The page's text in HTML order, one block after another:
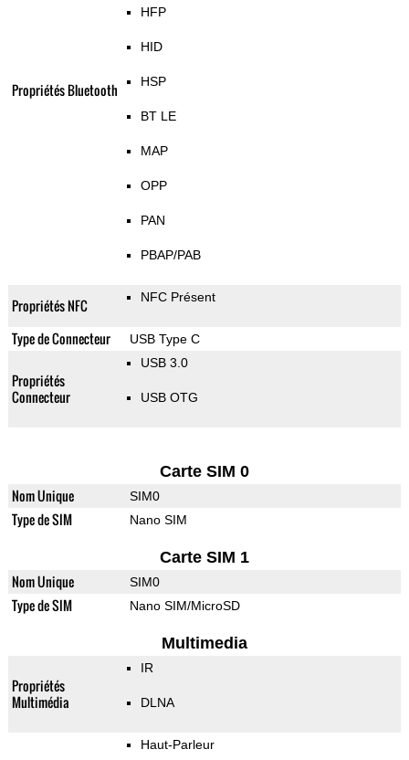
Propriétés Bluetooth
HFP
HID
HSP
BT LE
MAP
OPP
PAN
PBAP/PAB
Propriétés NFC NFC Présent
Type de Connecteur USB Type C
Propriétés
Connecteur
USB 3.0
USB OTG
Carte SIM 0
Nom Unique SIM0
Type de SIM Nano SIM
Carte SIM 1
Nom Unique SIM0
Type de SIM Nano SIM/MicroSD
Multimedia
Propriétés
Multimédia
IR
DLNA
Haut-Parleur